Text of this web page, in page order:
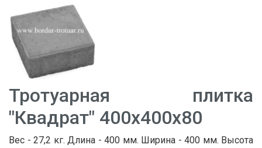
Тротуарная плитка
"Квадрат" 400х400х80
Вес - 27,2 кг. Длина - 400 мм. Ширина - 400 мм. Высота